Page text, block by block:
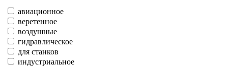
авиационное
веретенное
воздушные
гидравлическое
для станков
индустриальное